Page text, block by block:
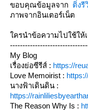
ขอบคุณข้อมูลจาก ติ่งรี
ภาพจากอินเตอร์เน็ต
ใครนำข้อความไปใช้ให้
My Blog
เรื่องย่อซีรีส์ : https://
Love Memoirist :
นางฟ้าเดินดิน :
https://
The Reason Why Is :